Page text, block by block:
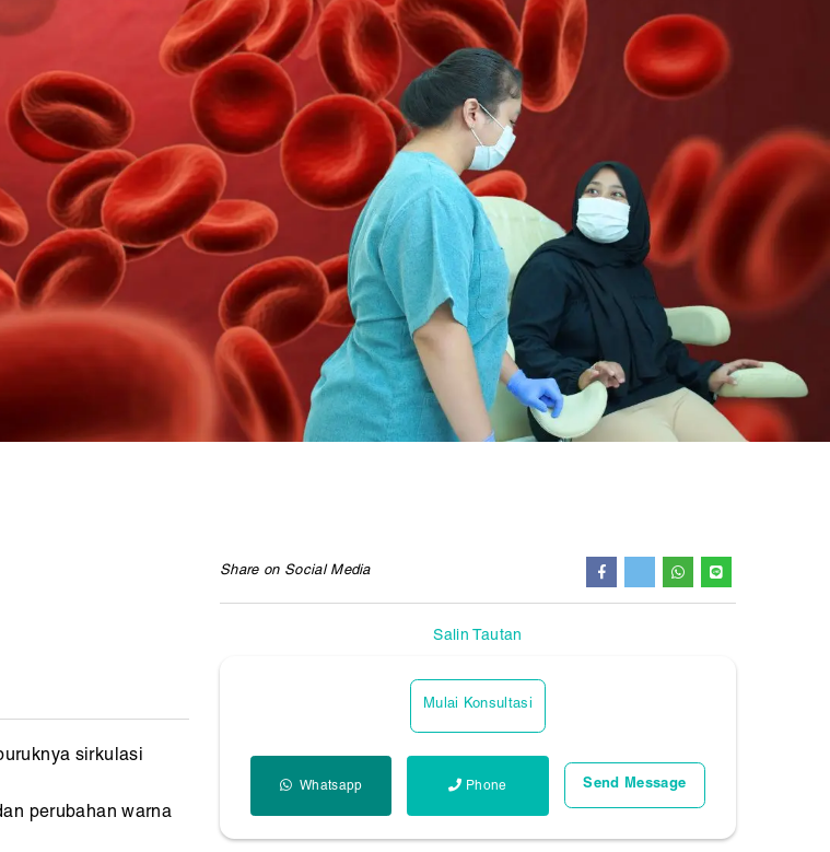
sirkulasi
perubahan warna
Share on Social Media
Salin Tautan
Mulai Konsultasi
Whatsapp Phone